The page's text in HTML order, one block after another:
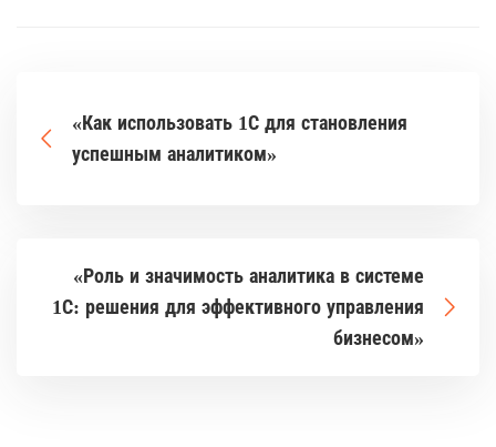
«Как использовать 1С для становления
успешным аналитиком»
«Роль и значимость аналитика в системе
1С: решения для эффективного управления
бизнесом»